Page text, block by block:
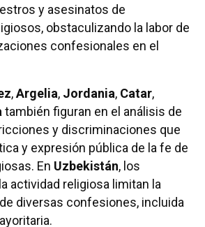
y asesinatos de
obstaculizando la labor de
confesionales en el
,Argelia, Jordania, Catar,
también figuran en el análisis de
y discriminaciones que
y expresión pública de la fe de
En Uzbekistán, los
actividad religiosa limitan la
diversas confesiones, incluida